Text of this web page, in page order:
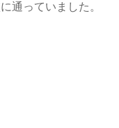
通っていました。